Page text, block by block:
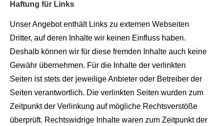
Haftung für Links
Unser Angebot enthält Links zu externen Webseiten
Dritter, auf deren Inhalte wir keinen Einfluss haben.
Deshalb können wir für diese fremden Inhalte auch keine
Gewähr übernehmen. Für die Inhalte der verlinkten
Seiten ist stets der jeweilige Anbieter oder Betreiber der
Seiten verantwortlich. Die verlinkten Seiten wurden zum
Zeitpunkt der Verlinkung auf mögliche Rechtsverstöße
überprüft. Rechtswidrige Inhalte waren zum Zeitpunkt der